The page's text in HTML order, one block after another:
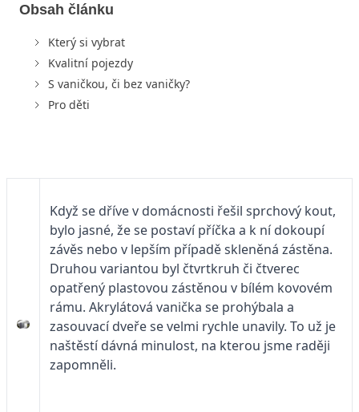
Obsah článku
Který si vybrat
Kvalitní pojezdy
S vaničkou, či bez vaničky?
Pro děti
Když se dříve v domácnosti řešil sprchový kout,
bylo jasné, že se postaví příčka a k ní dokoupí
závěs nebo v lepším případě skleněná zástěna.
Druhou variantou byl čtvrtkruh či čtverec
opatřený plastovou zástěnou v bílém kovovém
rámu. Akrylátová vanička se prohýbala a
zasouvací dveře se velmi rychle unavily. To už je
naštěstí dávná minulost, na kterou jsme raději
zapomněli.